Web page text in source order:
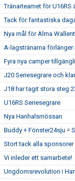
Tränarteamet för U16RS
Tack för fantastiska
Nya mål för Alma
A-lagstränarna förlänger
Fyra nya camper
J20 Seriesegrare och
J18 har tagit stora steg
U16RS Seriesegrare
Nya Hanhalsmössan
Buddy + Fönster24sju =
Stort tack alla sponsorer
Vi inleder ett samarbete!
Ungdomsrevolution i